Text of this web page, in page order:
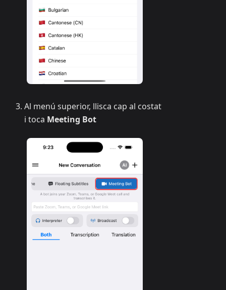
Al menú superior, llisca cap al costat
i toca Meeting Bot